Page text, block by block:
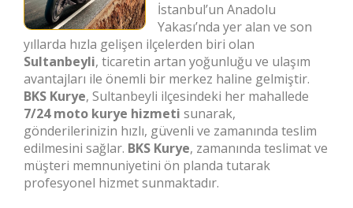
İstanbul’un Anadolu
Yakası’nda yer alan ve son
yıllarda hızla gelişen ilçelerden biri olan
Sultanbeyli, ticaretin artan yoğunluğu ve ulaşım
avantajları ile önemli bir merkez haline gelmiştir.
BKS Kurye, Sultanbeyli ilçesindeki her mahallede
7/24 moto kurye hizmeti sunarak,
gönderilerinizin hızlı, güvenli ve zamanında teslim
edilmesini sağlar. BKS Kurye, zamanında teslimat ve
müşteri memnuniyetini ön planda tutarak
profesyonel hizmet sunmaktadır.